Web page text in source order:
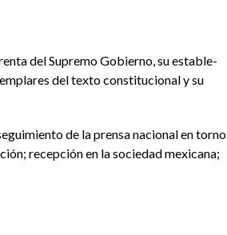
del Supremo Gobierno, su estable-
del texto constitucional y su
de la prensa nacional en torno
recepción en la sociedad mexicana;